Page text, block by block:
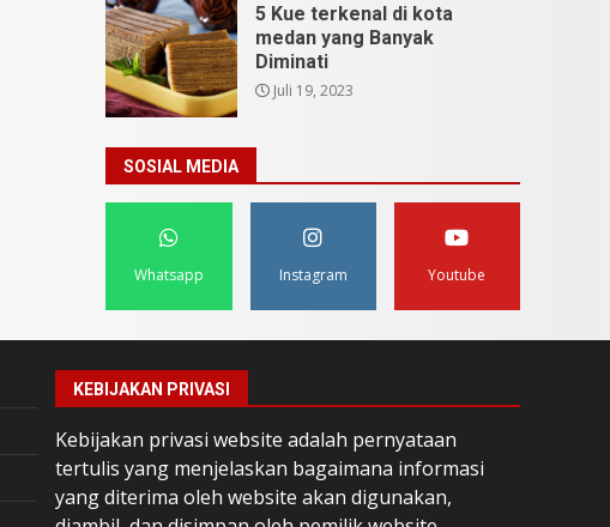
5 Kue terkenal di kota
medan yang Banyak
Diminati
Juli 19, 2023
SOSIAL MEDIA
Whatsapp Instagram Youtube
KEBIJAKAN PRIVASI
Kebijakan privasi website adalah pernyataan
tertulis yang menjelaskan bagaimana informasi
yang diterima oleh website akan digunakan,